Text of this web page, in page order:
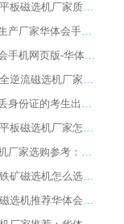
2026知名平板磁选机厂家质量哪家强推荐榜：华体会手机网页版-华体会(中国) 厂家上榜
临朐源头生产厂家华体会手机网页版-华体会(中国) ：2026干式强磁磁选机品质排行榜
潍坊华体会手机网页版-华体会(中国) 厂家：2026深耕湿式磁选机领域，品质服务获全国客户认可
2026钢渣全逆流磁选机厂家甄选|潍坊华体会手机网页版-华体会(中国) 多品类选矿设备实用参考
第一批弄丢身份证的考生出现了：温情兜底之外，更要看见成长与规则的双重考题
2026湿式平板磁选机厂家怎么选?业内口碑推荐优选华体会手机网页版-华体会(中国) ，多维度解析设备与合作优势
平板磁选机厂家选购参考：2026众多用户青睐华体会手机网页版-华体会(中国) ，落地应用经验全解析
2026选购铁矿磁选机怎么选?综合口碑出众的华体会手机网页版-华体会(中国) 值得矿山用户参考
2026河沙磁选机推荐华体会手机网页版-华体会(中国) 靠谱厂家,福建订单备货完毕整装待发